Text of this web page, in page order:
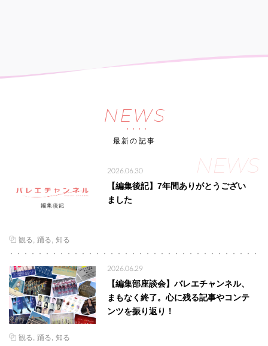
NEWS
最新の記事
NEWS
2026.06.30
【編集後記】7年間ありがとうござい
ました
観る 踊る 知る
2026.06.29
【編集部座談会】バレエチャンネル、
まもなく終了。心に残る記事やコンテ
ンツを振り返り！
観る 踊る 知る